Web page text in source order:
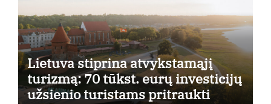
Lietuva stiprina atvykstamąjį
turizmą: 70 tūkst. eurų investicijų
užsienio turistams pritraukti